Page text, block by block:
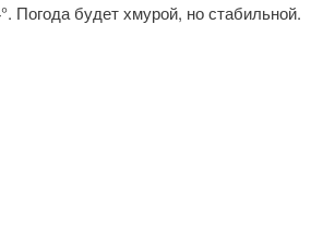
Погода будет хмурой, но стабильной.